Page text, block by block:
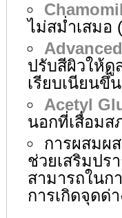
ไม่สม่ำเสมอ
ปรับสีผิวให้ดู
เรียบเนียนขึ้น
Acetyl
นอกที่เสื่อมส
การผสมผ
ช่วยเสริมปร
สามารถในก
การเกิดจุดด่